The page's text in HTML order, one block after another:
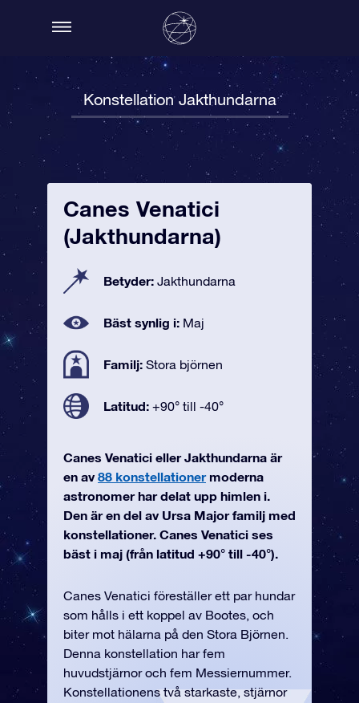
Konstellation Jakthundarna
Canes Venatici
(Jakthundarna)
Betyder: Jakthundarna
Bäst synlig i: Maj
Familj: Stora björnen
Latitud: +90° till -40°
Canes Venatici eller Jakthundarna är
en av 88 konstellationermoderna
astronomer har delat upp himlen i.
Den är en del av Ursa Major familj med
konstellationer. Canes Venatici ses
bäst i maj (från latitud +90° till -40°).
Canes Venatici föreställer ett par hundar
som hålls i ett koppel av Bootes, och
biter mot hälarna på den Stora Björnen.
Denna konstellation har fem
huvudstjärnor och fem Messiernummer.
Konstellationens två starkaste, stjärnor